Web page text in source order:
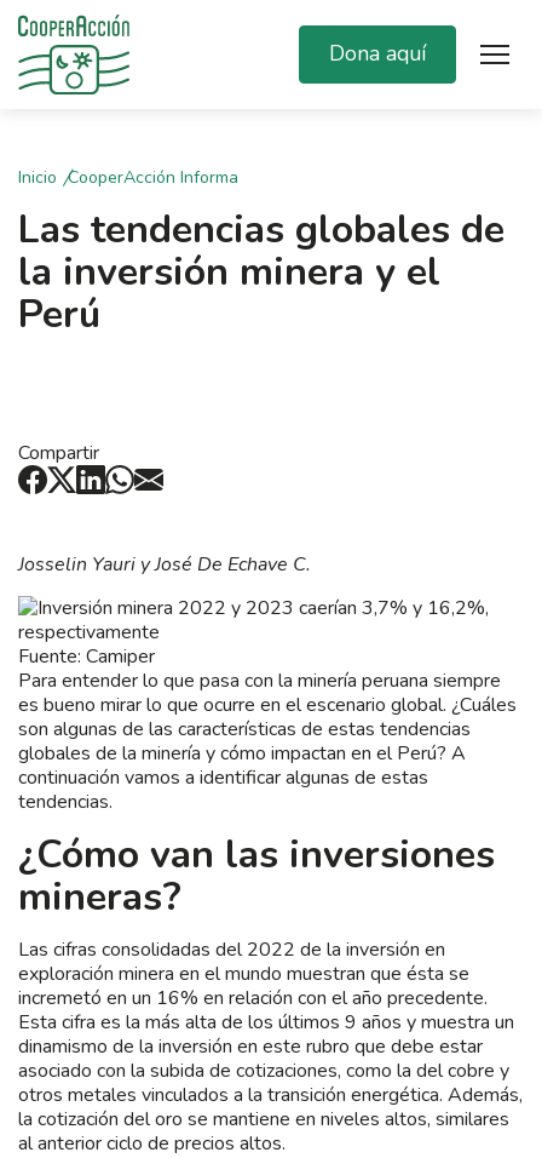
Dona aquí
Inicio CooperAcción Informa
Las tendencias globales de
la inversión minera y el
Perú
Compartir
Josselin Yauri y José De Echave C.
Fuente: Camiper
Para entender lo que pasa con la minería peruana siempre
es bueno mirar lo que ocurre en el escenario global. ¿Cuáles
son algunas de las características de estas tendencias
globales de la minería y cómo impactan en el Perú? A
continuación vamos a identificar algunas de estas
tendencias.
¿Cómo van las inversiones
mineras?
Las cifras consolidadas del 2022 de la inversión en
exploración minera en el mundo muestran que ésta se
incremetó en un 16% en relación con el año precedente.
Esta cifra es la más alta de los últimos 9 años y muestra un
dinamismo de la inversión en este rubro que debe estar
asociado con la subida de cotizaciones, como la del cobre y
otros metales vinculados a la transición energética. Además,
la cotización del oro se mantiene en niveles altos, similares
al anterior ciclo de precios altos.